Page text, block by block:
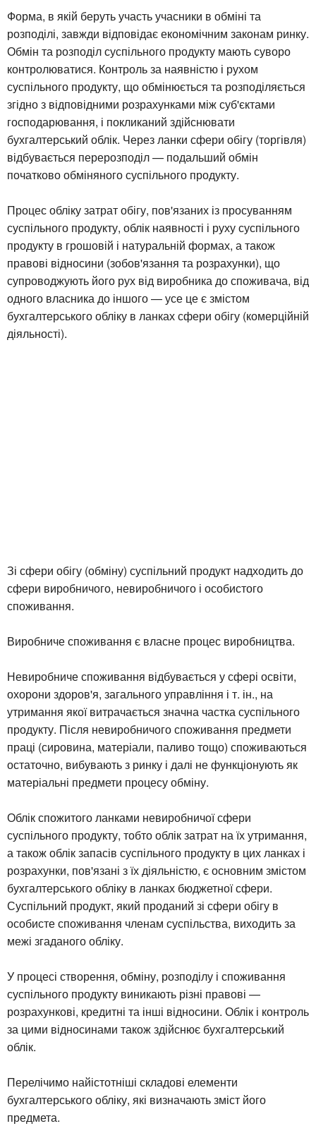
Форма, в якій беруть участь учасники в обміні та
розподілі, завжди відповідає економічним законам ринку.
Обмін та розподіл суспільного продукту мають суворо
контролюватися. Контроль за наявністю і рухом
суспільного продукту, що обмінюється та розподіляється
згідно з відповідними розрахунками між суб'єктами
господарювання, і покликаний здійснювати
бухгалтерський облік. Через ланки сфери обігу (торгівля)
відбувається перерозподіл — подальший обмін
початково обміняного суспільного продукту.
Процес обліку затрат обігу, пов'язаних із просуванням
суспільного продукту, облік наявності і руху суспільного
продукту в грошовій і натуральній формах, а також
правові відносини (зобов'язання та розрахунки), що
супроводжують його рух від виробника до споживача, від
одного власника до іншого — усе це є змістом
бухгалтерського обліку в ланках сфери обігу (комерційній
діяльності).
Зі сфери обігу (обміну) суспільний продукт надходить до
сфери виробничого, невиробничого і особистого
споживання.
Виробниче споживання є власне процес виробництва.
Невиробниче споживання відбувається у сфері освіти,
охорони здоров'я, загального управління і т. ін., на
утримання якої витрачається значна частка суспільного
продукту. Після невиробничого споживання предмети
праці (сировина, матеріали, паливо тощо) споживаються
остаточно, вибувають з ринку і далі не функціонують як
матеріальні предмети процесу обміну.
Облік спожитого ланками невиробничої сфери
суспільного продукту, тобто облік затрат на їх утримання,
а також облік запасів суспільного продукту в цих ланках і
розрахунки, пов'язані з їх діяльністю, є основним змістом
бухгалтерського обліку в ланках бюджетної сфери.
Суспільний продукт, який проданий зі сфери обігу в
особисте споживання членам суспільства, виходить за
межі згаданого обліку.
У процесі створення, обміну, розподілу і споживання
суспільного продукту виникають різні правові —
розрахункові, кредитні та інші відносини. Облік і контроль
за цими відносинами також здійснює бухгалтерський
облік.
Перелічимо найістотніші складові елементи
бухгалтерського обліку, які визначають зміст його
предмета.